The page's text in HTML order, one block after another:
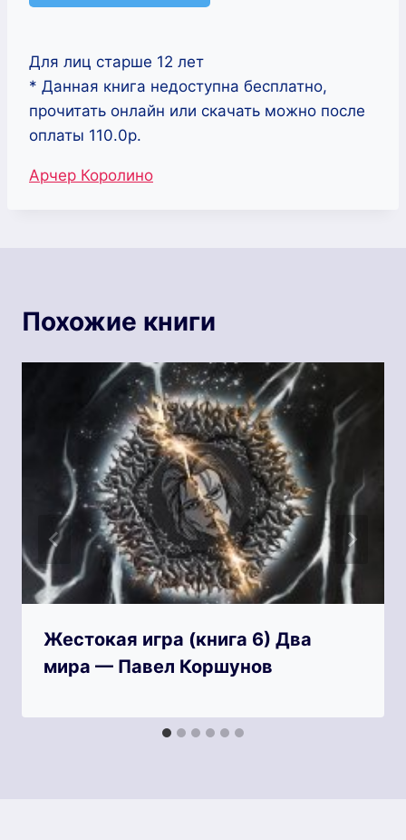
Для лиц старше 12 лет
* Данная книга недоступна бесплатно,
прочитать онлайн или скачать можно после
оплаты 110.0р.
Метки
Арчер Королино
Похожие книги
Жестокая игра (книга 6) Два
мира — Павел Коршунов